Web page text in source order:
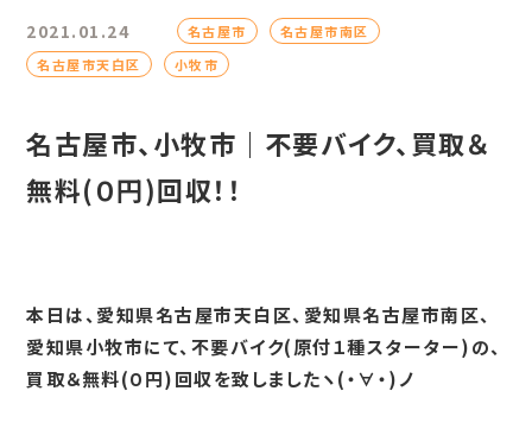
2021.01.24 名古屋市
名古屋市南区
名古屋市天白区
小牧市
名古屋市、小牧市｜不要バイク、買取＆
無料(０円)回収！！
本日は、愛知県名古屋市天白区、愛知県名古屋市南区、
愛知県小牧市にて、不要バイク(原付１種スターター)の、
買取＆無料(０円)回収を致しましたヽ(・∀・)ノ